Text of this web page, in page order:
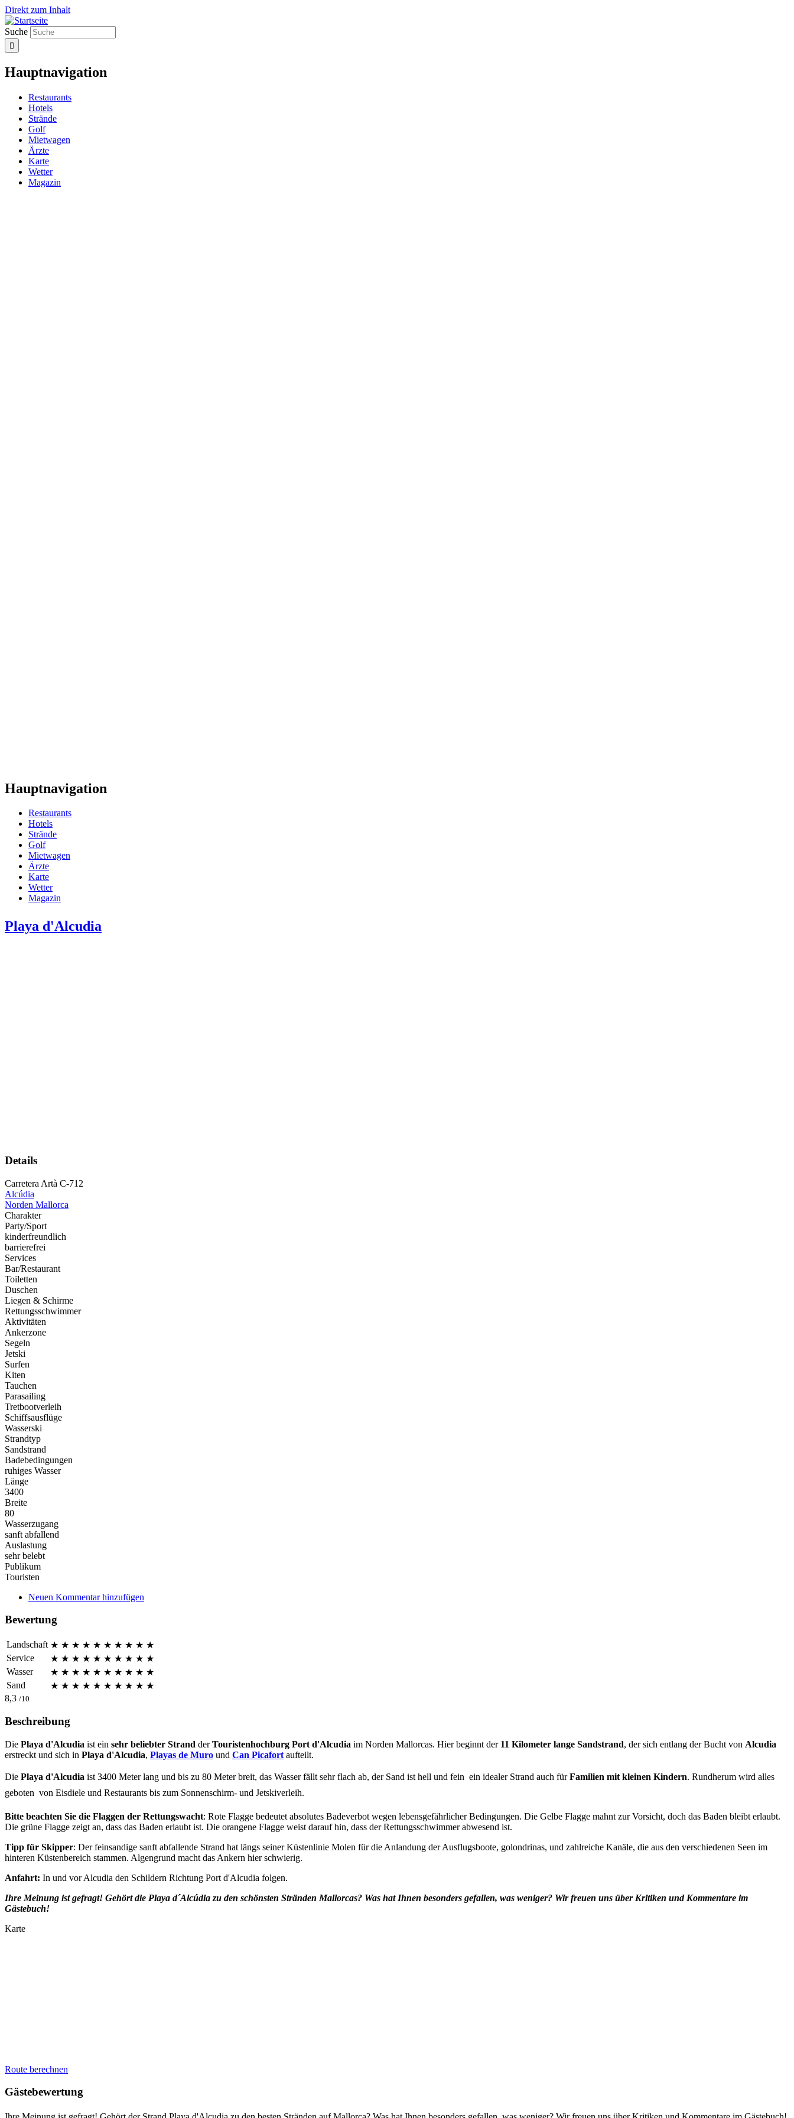
Direkt zum Inhalt
Suche
Hauptnavigation
Restaurants
Hotels
Strände
Golf
Mietwagen
Ärzte
Karte
Wetter
Magazin
Hauptnavigation
Restaurants
Hotels
Strände
Golf
Mietwagen
Ärzte
Karte
Wetter
Magazin
Playa d'Alcudia
Details
Carretera Artà C-712
Alcúdia
Norden Mallorca
Charakter
Party/Sport
kinderfreundlich
barrierefrei
Services
Bar/Restaurant
Toiletten
Duschen
Liegen & Schirme
Rettungsschwimmer
Aktivitäten
Ankerzone
Segeln
Jetski
Surfen
Kiten
Tauchen
Parasailing
Tretbootverleih
Schiffsausflüge
Wasserski
Strandtyp
Sandstrand
Badebedingungen
ruhiges Wasser
Länge
3400
Breite
80
Wasserzugang
sanft abfallend
Auslastung
sehr belebt
Publikum
Touristen
Neuen Kommentar hinzufügen
Bewertung
Landschaft ★ ★ ★ ★ ★ ★ ★ ★ ★ ★
Service
★ ★ ★ ★ ★ ★ ★ ★ ★ ★
Wasser
★ ★ ★ ★ ★ ★ ★ ★ ★ ★
Sand
★ ★ ★ ★ ★ ★ ★ ★ ★ ★
8,3 /10
Beschreibung
Die Playa d'Alcudia ist ein sehr beliebter Strand derTouristenhochburg Port d'Alcudia im Norden Mallorcas. Hier beginnt der 11 Kilometer lange Sandstrand, der sich entlang der Bucht von Alcudia
erstreckt und sich in Playa d'Alcudia, Playas de Muro und Can Picafort aufteilt.
Die Playa d'Alcudia ist 3400 Meter lang und bis zu 80 Meter breit, das Wasser fällt sehr flach ab, der Sand ist hell und fein  ein idealer Strand auch fürFamilien mit kleinen Kindern. Rundherum wird alles
geboten  von Eisdiele und Restaurants bis zum Sonnenschirm- und Jetskiverleih.
Bitte beachten Sie die Flaggen der Rettungswacht: Rote Flagge bedeutet absolutes Badeverbot wegen lebensgefährlicher Bedingungen. Die Gelbe Flagge mahnt zur Vorsicht, doch das Baden bleibt erlaubt.
Die grüne Flagge zeigt an, dass das Baden erlaubt ist. Die orangene Flagge weist darauf hin, dass der Rettungsschwimmer abwesend ist.
Tipp für Skipper: Der feinsandige sanft abfallende Strand hat längs seiner Küstenlinie Molen für die Anlandung der Ausflugsboote, golondrinas, und zahlreiche Kanäle, die aus den verschiedenen Seen im
hinteren Küstenbereich stammen. Algengrund macht das Ankern hier schwierig.
Anfahrt: In und vor Alcudia den Schildern Richtung Port d'Alcudia folgen.
Ihre Meinung ist gefragt! Gehört die Playa d´Alcúdia zu den schönsten Stränden Mallorcas? Was hat Ihnen besonders gefallen, was weniger? Wir freuen uns über Kritiken und Kommentare im
Gästebuch!
Karte
Route berechnen
Gästebewertung